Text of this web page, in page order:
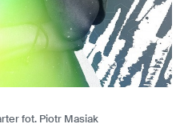
fot. Piotr Masiak